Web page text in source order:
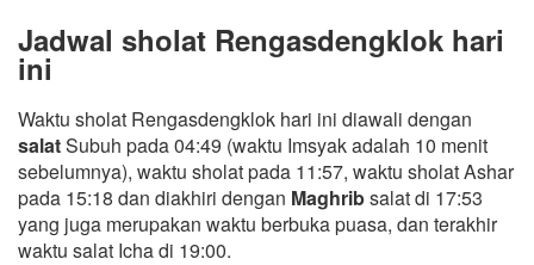
Jadwal sholat Rengasdengklok hari
ini
Waktu sholat Rengasdengklok hari ini diawali dengan
salatSubuh pada 04:49 (waktu Imsyak adalah 10 menit
sebelumnya), waktu sholat pada 11:57, waktu sholat Ashar
pada 15:18 dan diakhiri dengan Maghribsalat di 17:53
yang juga merupakan waktu berbuka puasa, dan terakhir
waktu salat Icha di 19:00.